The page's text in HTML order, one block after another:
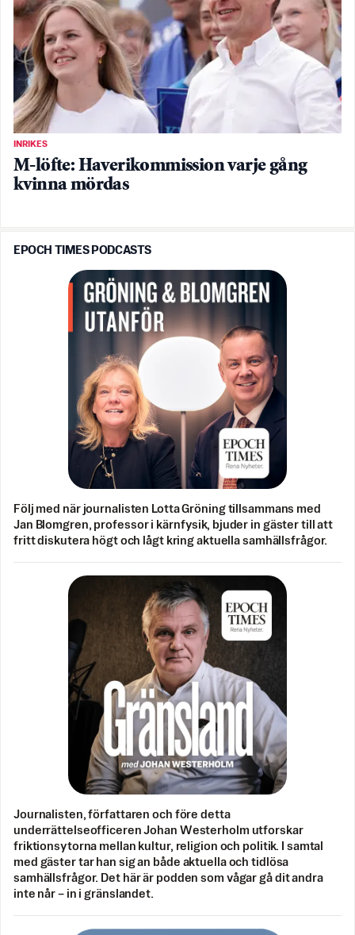
INRIKES
M-löfte: Haverikommission varje gång
kvinna mördas
EPOCH TIMES PODCASTS
Följ med när journalisten Lotta Gröning tillsammans med
Jan Blomgren, professor i kärnfysik, bjuder in gäster till att
fritt diskutera högt och lågt kring aktuella samhällsfrågor.
Journalisten, författaren och före detta
underrättelseofficeren Johan Westerholm utforskar
friktionsytorna mellan kultur, religion och politik. I samtal
med gäster tar han sig an både aktuella och tidlösa
samhällsfrågor. Det här är podden som vågar gå dit andra
inte når – in i gränslandet.